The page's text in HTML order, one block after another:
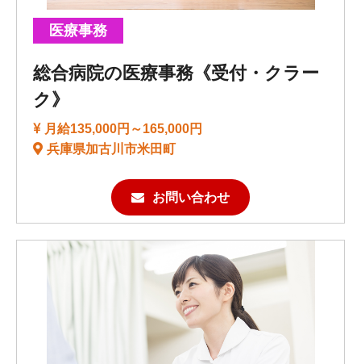
医療事務
総合病院の医療事務《受付・クラー
ク》
月給135,000円～165,000円
兵庫県加古川市米田町
お問い合わせ